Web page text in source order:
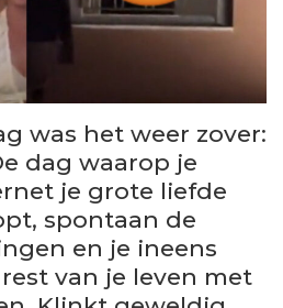
was het weer zover:
dag waarop je
je grote liefde
spontaan de
en je ineens
van je leven met